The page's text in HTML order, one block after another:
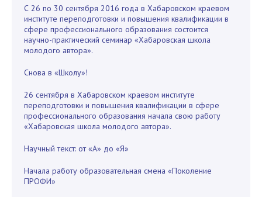
С 26 по 30 сентября 2016 года в Хабаровском краевом
институте переподготовки и повышения квалификации в
сфере профессионального образования состоится
научно-практический семинар «Хабаровская школа
молодого автора».
Снова в «Школу»!
26 сентября в Хабаровском краевом институте
переподготовки и повышения квалификации в сфере
профессионального образования начала свою работу
«Хабаровская школа молодого автора».
Научный текст: от «А» до «Я»
Начала работу образовательная смена «Поколение
ПРОФИ»